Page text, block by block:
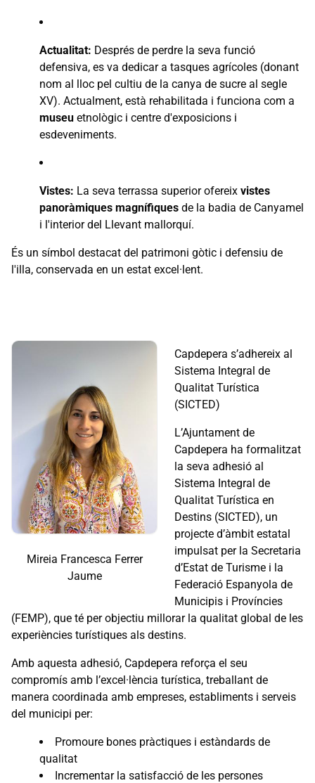
Actualitat: Després de perdre la seva funció
defensiva, es va dedicar a tasques agrícoles (donant
nom al lloc pel cultiu de la canya de sucre al segle
XV). Actualment, està rehabilitada i funciona com a
museu etnològic i centre d'exposicions i
esdeveniments.
Vistes: La seva terrassa superior ofereix vistes
panoràmiques magnífiques de la badia de Canyamel
i l'interior del Llevant mallorquí.
És un símbol destacat del patrimoni gòtic i defensiu de
l'illa, conservada en un estat excel·lent.
Mireia Francesca Ferrer
Jaume
Capdepera s’adhereix al
Sistema Integral de
Qualitat Turística
(SICTED)
L’Ajuntament de
Capdepera ha formalitzat
la seva adhesió al
Sistema Integral de
Qualitat Turística en
Destins (SICTED), un
projecte d’àmbit estatal
impulsat per la Secretaria
d’Estat de Turisme i la
Federació Espanyola de
Municipis i Províncies
(FEMP), que té per objectiu millorar la qualitat global de les
experiències turístiques als destins.
Amb aquesta adhesió, Capdepera reforça el seu
compromís amb l’excel·lència turística, treballant de
manera coordinada amb empreses, establiments i serveis
del municipi per:
Promoure bones pràctiques i estàndards de
qualitat
Incrementar la satisfacció de les persones